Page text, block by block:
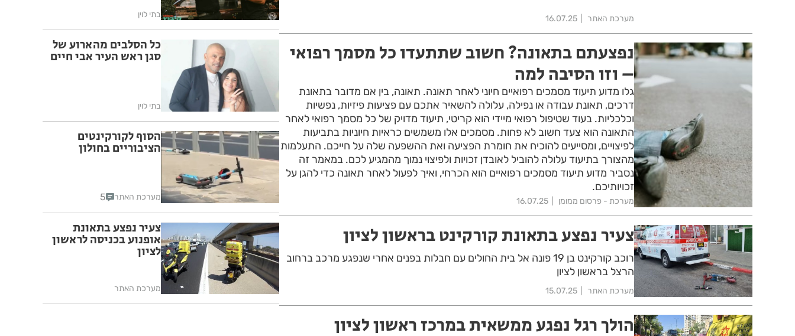
מערכת האתר 16.07.25
נפצעתם בתאונה? חשוב שתתעדו כל מסמך רפואי
– וזו הסיבה למה
גלו מדוע תיעוד מסמכים רפואיים חיוני לאחר תאונה. תאונה, בין אם מדובר בתאונת
דרכים, תאונת עבודה או נפילה, עלולה להשאיר אתכם עם פציעות פיזיות, נפשיות
וכלכליות. בעוד שטיפול רפואי מיידי הוא קריטי, תיעוד מדויק של כל מסמך רפואי לאחר
התאונה הוא צעד חשוב לא פחות. מסמכים אלו משמשים כראיות חיוניות בתביעות
לפיצויים, ומסייעים להוכיח את חומרת הפציעה ואת ההשפעה שלה על חייכם. התעלמות
מהצורך בתיעוד עלולה להוביל לאובדן זכויות ולפיצוי נמוך מהמגיע לכם. במאמר זה
נסביר מדוע תיעוד מסמכים רפואיים הוא הכרחי, ואיך לפעול לאחר תאונה כדי להגן על
זכויותיכם.
מערכת - פרסום ממומן 16.07.25
צעיר נפצע בתאונת קורקינט בראשון לציון
רוכב קורקינט בן 19 פונה אל בית החולים עם חבלות בפנים אחרי שנפגע מרכב ברחוב
הרצל בראשון לציון
מערכת האתר 15.07.25
הולך רגל נפגע ממשאית במרכז ראשון לציון
בתי לוין
כל הסלבים מהארוע של
סגן ראש העיר אבי חיים
בתי לוין
הסוף לקורקינטים
הציבוריים בחולון
מערכת האתר 5
צעיר נפצע בתאונת
אופנוע בכניסה לראשון
לציון
מערכת האתר